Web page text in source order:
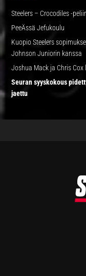
Steelers – Crocodiles -
PeeÄssä Jefukoulu
Kuopio Steelers
Johnson Juniorin kanssa
Joshua Mack ja Chris
Seuran syyskokous
jaettu